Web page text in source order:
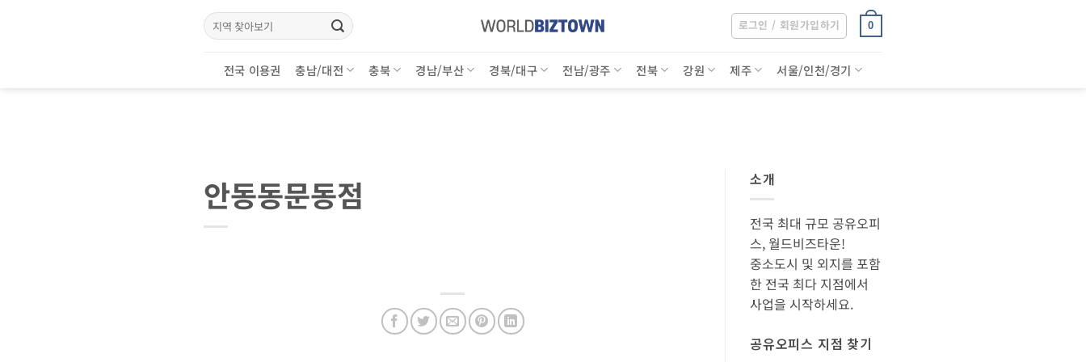
검
색:
로그인 / 회원가입하기 0
전국 이용권 충남/대전 충북 경남/부산 경북/대구 전남/광주 전북 강원 제주 서울/인천/경기
안동동문동점 소개
전국 최대 규모 공유오피
스, 월드비즈타운!
중소도시 및 외지를 포함
한 전국 최다 지점에서
사업을 시작하세요.
공유오피스 지점 찾기